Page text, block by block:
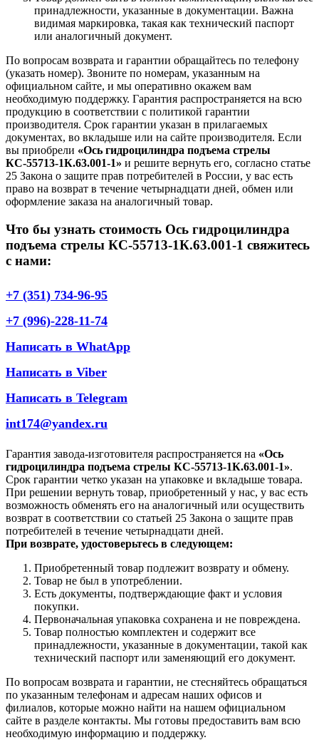
принадлежности, указанные в документации. Важна
видимая маркировка, такая как технический паспорт
или аналогичный документ.
По вопросам возврата и гарантии обращайтесь по телефону
(указать номер). Звоните по номерам, указанным на
официальном сайте, и мы оперативно окажем вам
необходимую поддержку. Гарантия распространяется на всю
продукцию в соответствии с политикой гарантии
производителя. Срок гарантии указан в прилагаемых
документах, во вкладыше или на сайте производителя. Если
вы приобрели «Ось гидроцилиндра подъема стрелы
КС-55713-1К.63.001-1» и решите вернуть его, согласно статье
25 Закона о защите прав потребителей в России, у вас есть
право на возврат в течение четырнадцати дней, обмен или
оформление заказа на аналогичный товар.
Что бы узнать стоимость Ось гидроцилиндра
подъема стрелы КС-55713-1К.63.001-1 свяжитесь
с нами:
+7 (351) 734-96-95
+7 (996)-228-11-74
Написать в WhatApp
Написать в Viber
Написать в Telegram
int174@yandex.ru
Гарантия завода-изготовителя распространяется на «Ось
гидроцилиндра подъема стрелы КС-55713-1К.63.001-1».
Срок гарантии четко указан на упаковке и вкладыше товара.
При решении вернуть товар, приобретенный у нас, у вас есть
возможность обменять его на аналогичный или осуществить
возврат в соответствии со статьей 25 Закона о защите прав
потребителей в течение четырнадцати дней.
При возврате, удостоверьтесь в следующем:
Приобретенный товар подлежит возврату и обмену.
Товар не был в употреблении.
Есть документы, подтверждающие факт и условия
покупки.
Первоначальная упаковка сохранена и не повреждена.
Товар полностью комплектен и содержит все
принадлежности, указанные в документации, такой как
технический паспорт или заменяющий его документ.
По вопросам возврата и гарантии, не стесняйтесь обращаться
по указанным телефонам и адресам наших офисов и
филиалов, которые можно найти на нашем официальном
сайте в разделе контакты. Мы готовы предоставить вам всю
необходимую информацию и поддержку.